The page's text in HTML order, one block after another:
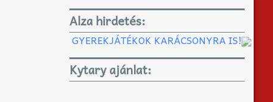
Alza hirdetés:
GYEREKJÁTÉKOK KARÁCSONYRA IS!
Kytary ajánlat: